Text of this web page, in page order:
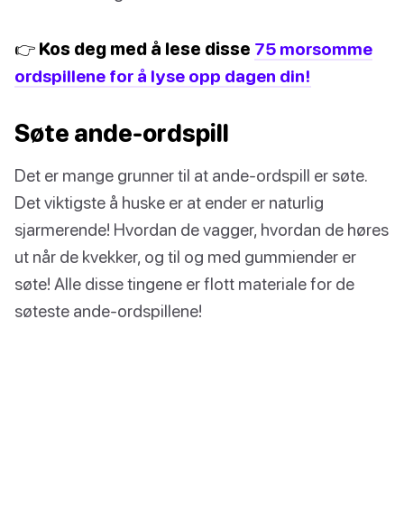
👉 Kos deg med å lese disse 75 morsomme
ordspillene for å lyse opp dagen din!
Søte ande-ordspill
Det er mange grunner til at ande-ordspill er søte.
Det viktigste å huske er at ender er naturlig
sjarmerende! Hvordan de vagger, hvordan de høres
ut når de kvekker, og til og med gummiender er
søte! Alle disse tingene er flott materiale for de
søteste ande-ordspillene!